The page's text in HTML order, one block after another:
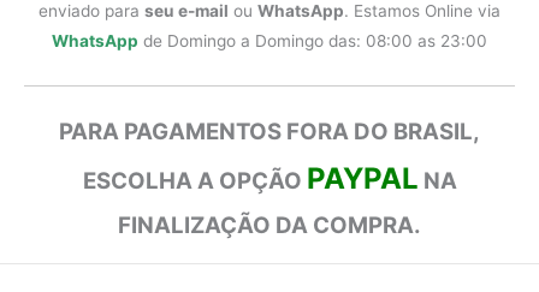
enviado para seu e-mail ou WhatsApp. Estamos Online via
WhatsApp de Domingo a Domingo das: 08:00 as 23:00
PARA PAGAMENTOS FORA DO BRASIL,
ESCOLHA A OPÇÃO PAYPAL NA
FINALIZAÇÃO DA COMPRA.